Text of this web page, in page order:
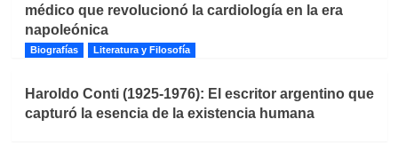
médico que revolucionó la cardiología en la era
napoleónica
Biografías Literatura y Filosofía
Haroldo Conti (1925-1976): El escritor argentino que
capturó la esencia de la existencia humana